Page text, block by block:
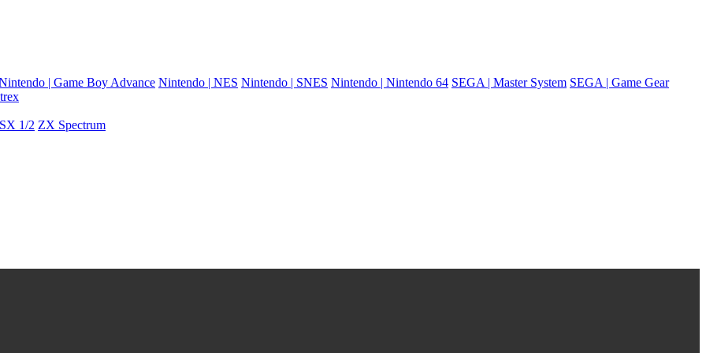
| Game Boy Advance Nintendo | NES Nintendo | SNES Nintendo | Nintendo 64 SEGA | Master System SEGA | Game Gear
1/2 ZX Spectrum